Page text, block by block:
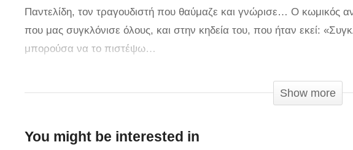
Παντελίδη, τον τραγουδιστή που θαύμαζε και γνώρισε… Ο κωμικός
που μας συγκλόνισε όλους, και στην κηδεία του, που ήταν εκεί:
μπορούσα να το πιστέψω…
Ήμουν εκεί όταν άνοιξαν το φέρετρο, εκεί πείστηκα ότι δεν είναι
ότι μίλησε με τον πατέρα του μετά όταν πήγαν να πιουν καφέ και ο
λόγια αν δεν τα πιστεύω»
Show more
You might be interested in